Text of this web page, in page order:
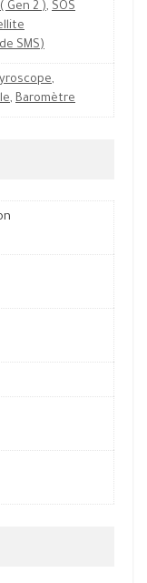
Gen 2 ), SOS
SMS)
,
, Baromètre